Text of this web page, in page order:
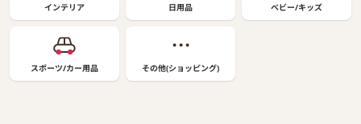
インテリア 日用品 ベビー/キッズ
スポーツ/カー用品 その他(ショッピング)